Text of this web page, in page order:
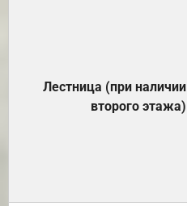
Лестница (при наличии
второго этажа)